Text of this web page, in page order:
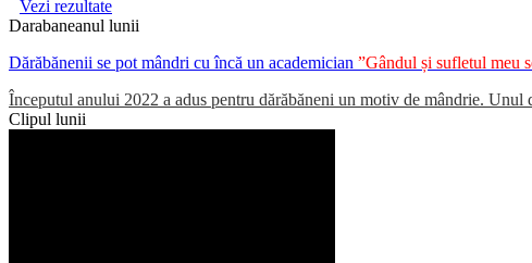
Vezi rezultate
Darabaneanul lunii
Dărăbănenii se pot mândri cu încă un academician ”Gândul și sufletul meu
Începutul anului 2022 a adus pentru dărăbăneni un motiv de mândrie. Unul
Clipul lunii